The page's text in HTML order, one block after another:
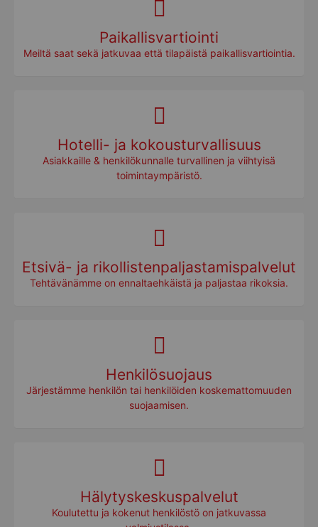
Paikallisvartiointi
Meiltä saat sekä jatkuvaa että tilapäistä paikallisvartiointia.
Hotelli- ja kokousturvallisuus
Asiakkaille & henkilökunnalle turvallinen ja viihtyisä
toimintaympäristö.
Etsivä- ja rikollistenpaljastamispalvelut
Tehtävänämme on ennaltaehkäistä ja paljastaa rikoksia.
Henkilösuojaus
Järjestämme henkilön tai henkilöiden koskemattomuuden
suojaamisen.
Hälytyskeskuspalvelut
Koulutettu ja kokenut henkilöstö on jatkuvassa